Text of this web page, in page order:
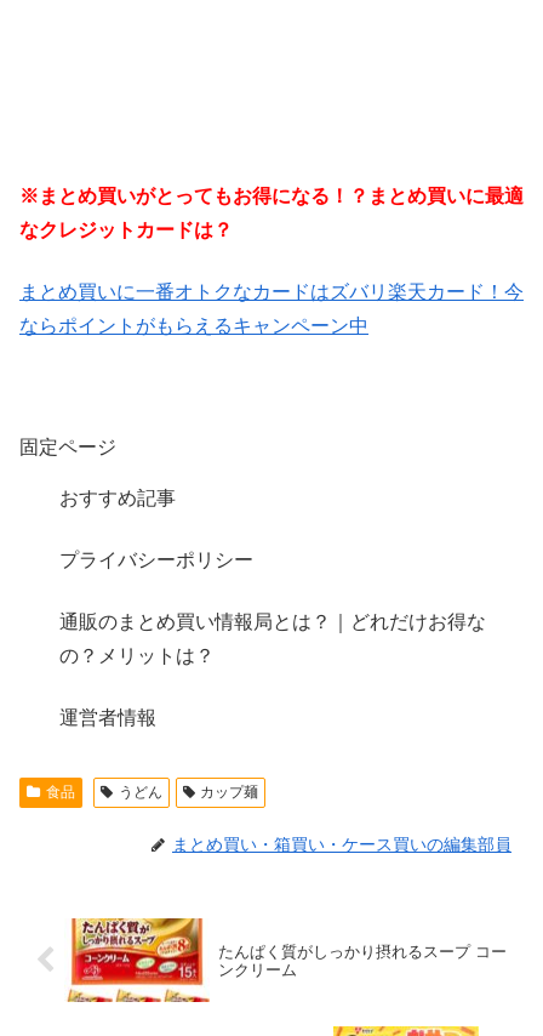
※まとめ買いがとってもお得になる！？まとめ買いに最適
なクレジットカードは？
まとめ買いに一番オトクなカードはズバリ楽天カード！今
ならポイントがもらえるキャンペーン中
固定ページ
おすすめ記事
プライバシーポリシー
通販のまとめ買い情報局とは？｜どれだけお得な
の？メリットは？
運営者情報
食品 うどん カップ麺
まとめ買い・箱買い・ケース買いの編集部員
たんぱく質がしっかり摂れるスープ コー
ンクリーム